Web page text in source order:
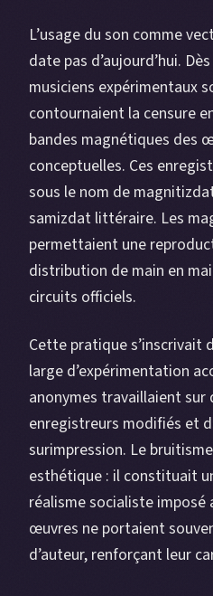
L’usage du son comme
date pas d’aujourd’hui.
musiciens expérimentaux
contournaient la censure
bandes magnétiques des
conceptuelles. Ces
sous le nom de
samizdat littéraire. Les
permettaient une
distribution de main en
circuits officiels.
Cette pratique s’inscrivait
large d’expérimentation
anonymes travaillaient
enregistreurs modifiés et
surimpression. Le
esthétique : il constituait
réalisme socialiste imposé
œuvres ne portaient
d’auteur, renforçant leur